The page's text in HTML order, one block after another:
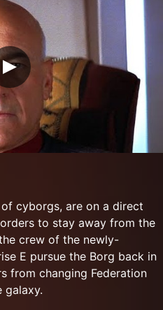
cyborgs, are on a direct
to stay away from the
crew of the newly-
E pursue the Borg back in
from changing Federation
galaxy.